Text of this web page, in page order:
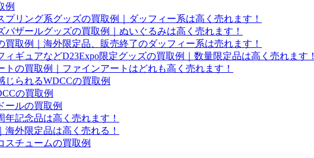
例
リング系グッズの買取例｜ダッフィー系は高く売れます！
ザールグッズの買取例｜ぬいぐるみは高く売れます！
取例｜海外限定品、販売終了のダッフィー系は売れます！
ギュアなどD23Expo限定グッズの買取例｜数量限定品は高く売れます！
の買取例｜ファインアートはどれも高く売れます！
られるWDCCの買取例
の買取例
ールの買取例
記念品は高く売れます！
外限定品は高く売れる！
スチュームの買取例